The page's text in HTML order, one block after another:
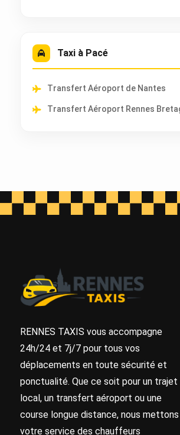
Taxi à Pacé
Transfert Aéroport de Nantes
Transfert Aéroport Rennes
RENNES TAXIS vous accompagne
24h/24 et 7j/7 pour tous vos
déplacements en toute sécurité et
ponctualité. Que ce soit pour un trajet
local, un transfert aéroport ou une
course longue distance, nous mettons
votre service des chauffeurs